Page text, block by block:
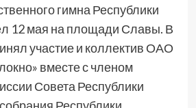
гимна Республики
12 мая на площади Славы. В
участие и коллектив ОАО
вместе с членом
Совета Республики